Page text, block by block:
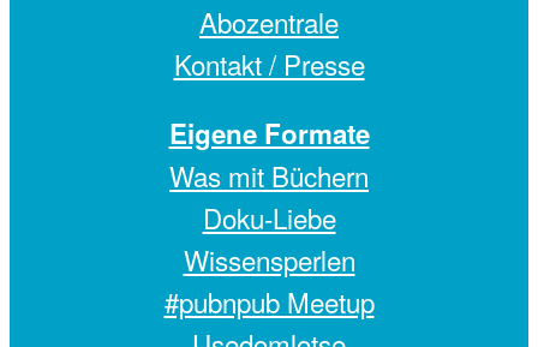
Abozentrale
Kontakt / Presse
Eigene Formate
Was mit Büchern
Doku-Liebe
Wissensperlen
#pubnpub Meetup